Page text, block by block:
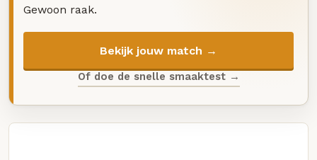
Gewoon raak.
Bekijk jouw match →
Of doe de snelle smaaktest →